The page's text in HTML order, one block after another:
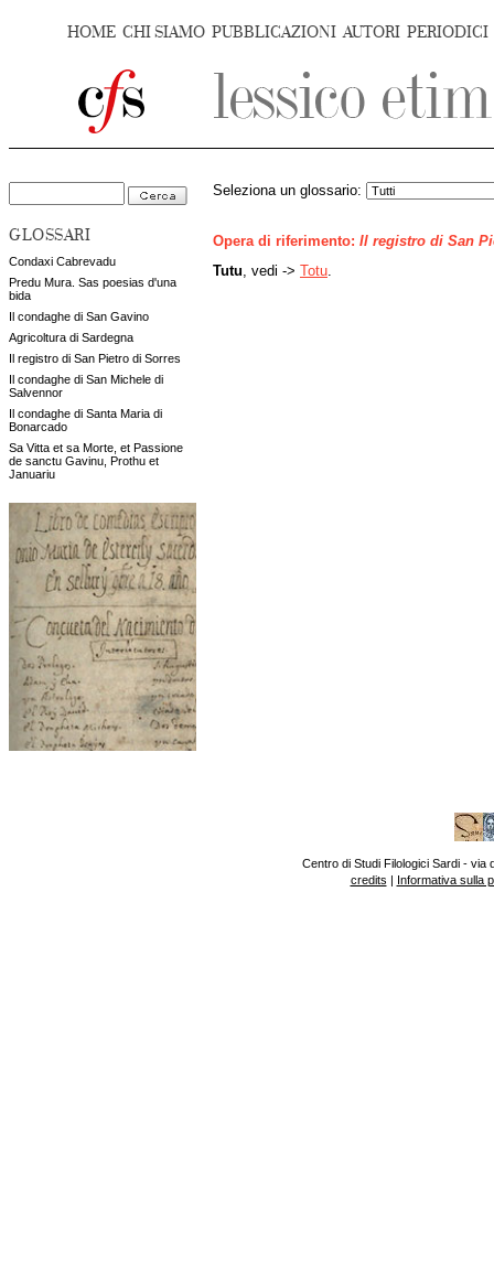
HOME CHI SIAMO PUBBLICAZIONI AUTORI PERIODICI
GLOSSARI
Condaxi Cabrevadu
Predu Mura. Sas poesias d'una
bida
Il condaghe di San Gavino
Agricoltura di Sardegna
Il registro di San Pietro di Sorres
Il condaghe di San Michele di
Salvennor
Il condaghe di Santa Maria di
Bonarcado
Sa Vitta et sa Morte, et Passione
de sanctu Gavinu, Prothu et
Januariu
Seleziona un glossario:
Opera di riferimento: Il registro di San
Tutu , vedi -> Totu
Centro di Studi Filologici Sardi - via
credits | Informativa sulla